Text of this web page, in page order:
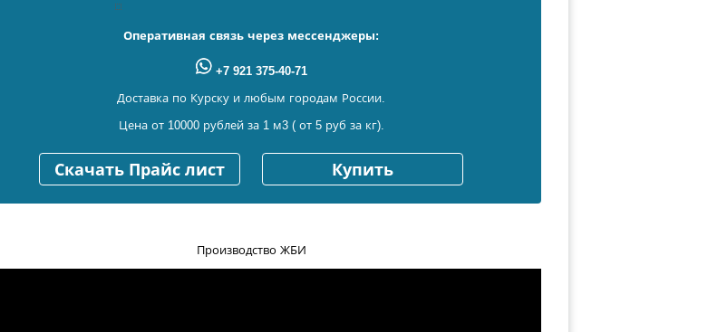
Оперативная связь через мессенджеры:
+7 921 375-40-71
Доставка по Курску и любым городам России.
Цена от 10000 рублей за 1 м3 ( от 5 руб за кг).
Скачать Прайс лист Купить
Производство ЖБИ